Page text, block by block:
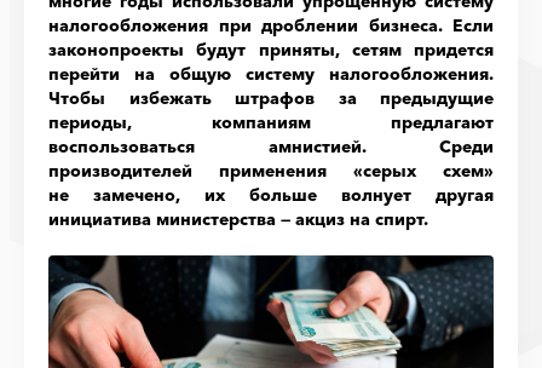
налогообложения при дроблении бизнеса. Если
законопроекты будут приняты, сетям придется
перейти на общую систему налогообложения.
Чтобы избежать штрафов за предыдущие
периоды, компаниям предлагают
воспользоваться амнистией. Среди
производителей применения «серых схем»
не замечено, их больше волнует другая
инициатива министерства — акциз на спирт.